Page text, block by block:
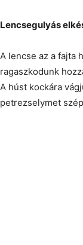
Lencsegulyás
A lencse az a fajta
ragaszkodunk
A húst kockára
petrezselymet